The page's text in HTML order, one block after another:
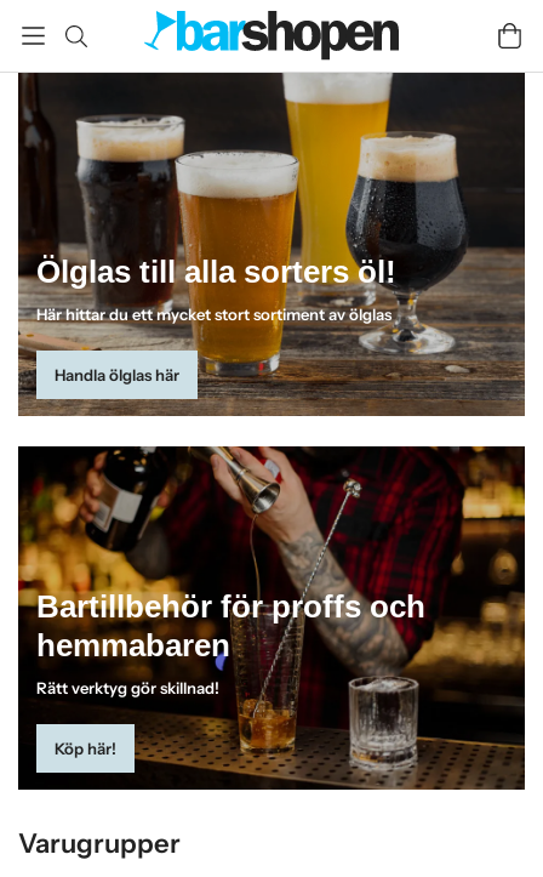
Ölglas till alla sorters öl!
Här hittar du ett mycket stort sortiment av ölglas
Handla ölglas här
Bartillbehör för proffs och
hemmabaren
Rätt verktyg gör skillnad!
Köp här!
Varugrupper